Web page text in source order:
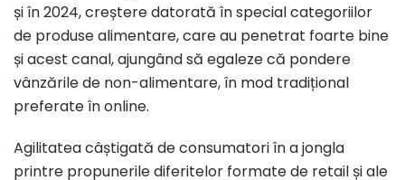
și în 2024, creștere datorată în special categoriilor
de produse alimentare, care au penetrat foarte bine
și acest canal, ajungând să egaleze că pondere
vânzările de non-alimentare, în mod tradițional
preferate în online.
Agilitatea câștigată de consumatori în a jongla
printre propunerile diferitelor formate de retail și ale